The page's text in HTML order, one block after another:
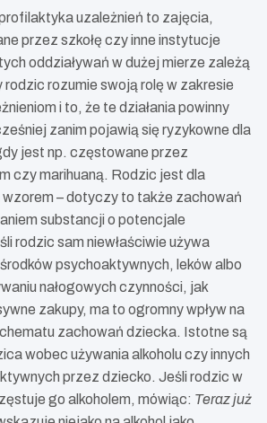
uzależnień to zajęcia,
przez szkołę czy inne instytucje
oddziaływań w dużej mierze zależą
rozumie swoją rolę w zakresie
i to, że te działania powinny
zanim pojawią się ryzykowne dla
jest np. częstowane przez
czy marihuaną. Rodzic jest dla
– dotyczy to także zachowań
substancji o potencjale
rodzic sam niewłaściwie używa
psychoaktywnych, leków albo
nałogowych czynności, jak
zakupy, ma to ogromny wpływ na
zachowań dziecka. Istotne są
wobec używania alkoholu czy innych
przez dziecko. Jeśli rodzic w
go alkoholem, mówiąc: Teraz już